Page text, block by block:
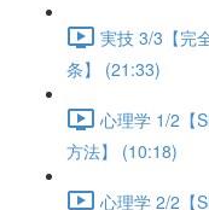
実技 3/3【完
条】 (21:33)
心理学 1/2【
方法】 (10:18)
心理学 2/2【